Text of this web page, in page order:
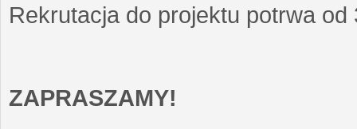
Rekrutacja do projektu potrwa
ZAPRASZAMY!